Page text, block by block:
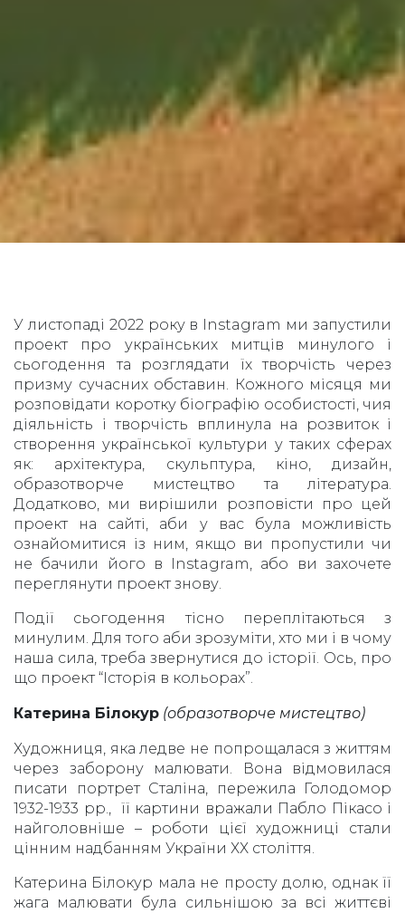
У листопаді 2022 року в Instagram ми запустили
проект про українських митців минулого і
сьогодення та розглядати їх творчість через
призму сучасних обставин. Кожного місяця ми
розповідати коротку біографію особистості, чия
діяльність і творчість вплинула на розвиток і
створення української культури у таких сферах
як: архітектура, скульптура, кіно, дизайн,
образотворче мистецтво та література.
Додатково, ми вирішили розповісти про цей
проект на сайті, аби у вас була можливість
ознайомитися із ним, якщо ви пропустили чи
не бачили його в Instagram, або ви захочете
переглянути проект знову.
Події сьогодення тісно переплітаються з
минулим. Для того аби зрозуміти, хто ми і в чому
наша сила, треба звернутися до історії. Ось, про
що проект “Історія в кольорах”.
Катерина Білокур (образотворче мистецтво)
Художниця, яка ледве не попрощалася з життям
через заборону малювати. Вона відмовилася
писати портрет Сталіна, пережила Голодомор
1932-1933 рр., її картини вражали Пабло Пікасо і
найголовніше – роботи цієї художниці стали
цінним надбанням України ХХ століття.
Катерина Білокур мала не просту долю, однак її
жага малювати була сильнішою за всі життєві